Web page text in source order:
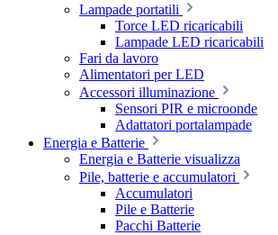
Lampade portatili
Torce LED ricaricabili
Lampade LED ricaricabili
Fari da lavoro
Alimentatori per LED
Accessori illuminazione
Sensori PIR e microonde
Adattatori portalampade
Energia e Batterie
Energia e Batterie visualizza
Pile, batterie e accumulatori
Accumulatori
Pile e Batterie
Pacchi Batterie